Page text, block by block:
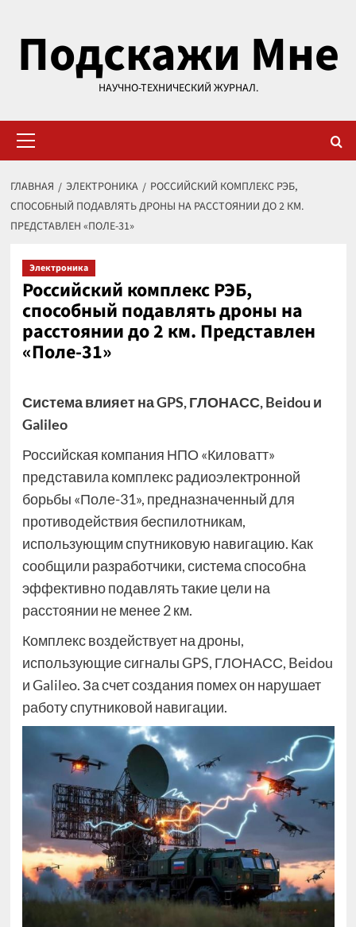
содержимому
Подскажи Мне
НАУЧНО-ТЕХНИЧЕСКИЙ ЖУРНАЛ.
меню
ГЛАВНАЯ ЭЛЕКТРОНИКА
РОССИЙСКИЙ КОМПЛЕКС РЭБ,
СПОСОБНЫЙ ПОДАВЛЯТЬ ДРОНЫ НА РАССТОЯНИИ ДО 2 КМ.
ПРЕДСТАВЛЕН «ПОЛЕ-31»
Электроника
Российский комплекс РЭБ,
способный подавлять дроны на
расстоянии до 2 км. Представлен
«Поле-31»
Система влияет на GPS, ГЛОНАСС, Beidou и
Galileo
Российская компания НПО «Киловатт»
представила комплекс радиоэлектронной
борьбы «Поле-31», предназначенный для
противодействия беспилотникам,
использующим спутниковую навигацию. Как
сообщили разработчики, система способна
эффективно подавлять такие цели на
расстоянии не менее 2 км.
Комплекс воздействует на дроны,
использующие сигналы GPS, ГЛОНАСС, Beidou
и Galileo. За счет создания помех он нарушает
работу спутниковой навигации.